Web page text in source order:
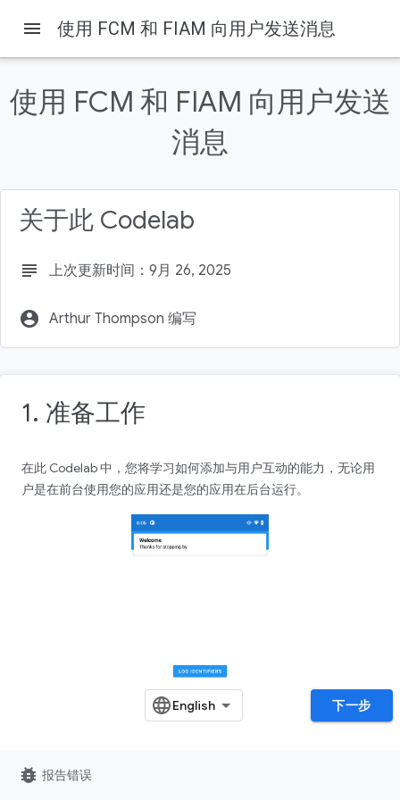
Firebase Codelabs
本页内容
1. 准备工作
前提条件
所需条件
menu 使用 FCM 和 FIAM 向用户发送消息
使用 FCM 和 FIAM 向用户发送
消息
关于此 Codelab
subject 上次更新时间：9月 26, 2025
account_circle Arthur Thompson 编写
1. 准备工作
在此 Codelab 中，您将学习如何添加与用户互动的能力，无论用
户是在前台使用您的应用还是您的应用在后台运行。
下一步
bug_report 报告错误